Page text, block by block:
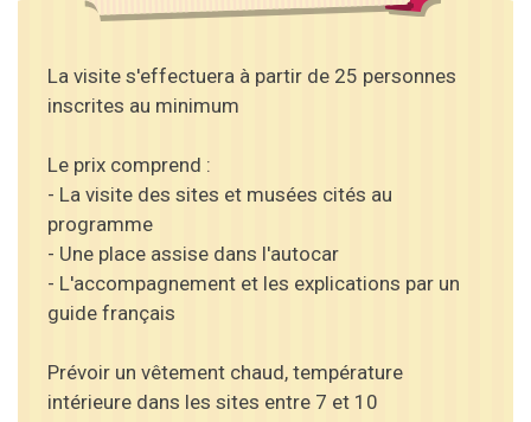
La visite s'effectuera à partir de 25 personnes
inscrites au minimum
Le prix comprend :
- La visite des sites et musées cités au
programme
- Une place assise dans l'autocar
- L'accompagnement et les explications par un
guide français
Prévoir un vêtement chaud, température
intérieure dans les sites entre 7 et 10